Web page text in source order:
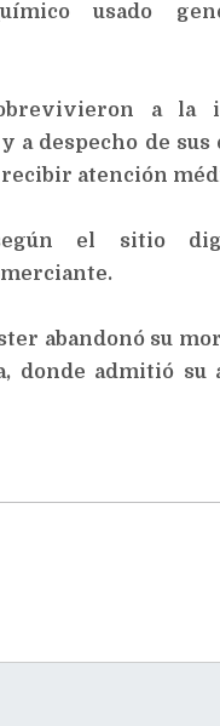
usado
a la
despecho de
atención
el sitio
abandonó su
donde admitió su